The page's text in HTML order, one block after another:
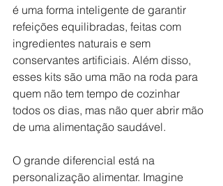
é uma forma inteligente de garantir
refeições equilibradas, feitas com
ingredientes naturais e sem
conservantes artificiais. Além disso,
esses kits são uma mão na roda para
quem não tem tempo de cozinhar
todos os dias, mas não quer abrir mão
de uma alimentação saudável.
O grande diferencial está na
personalização alimentar. Imagine